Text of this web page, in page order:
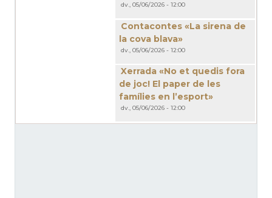
dv., 05/06/2026 - 12:00
Contacontes «La sirena de
la cova blava»
dv., 05/06/2026 - 12:00
Xerrada «No et quedis fora
de joc! El paper de les
famílies en l’esport»
dv., 05/06/2026 - 12:00